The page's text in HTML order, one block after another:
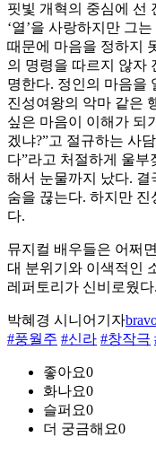
핏빛 개혁의 중심에 선
‘열’을 사랑하지만 그
때문에 마음을 정하지
의 명령을 따르지 않자
명한다. 정인의 마음을
진성여왕의 악마 같은
싶은 마음이 이해가 되
겠냐?”고 절규하는 사
다”라고 처절하게 울
해서 눈물까지 났다.
숨을 끊는다. 하지만 진
다.
뮤지컬 배우들은 어쩌
대 분위기와 이색적인
레퍼토리가 신비로웠다.
박혜경 시니어기자
#풍월주 #신라 #창작극
좋아요0
화나요0
슬퍼요0
더 궁금해요0